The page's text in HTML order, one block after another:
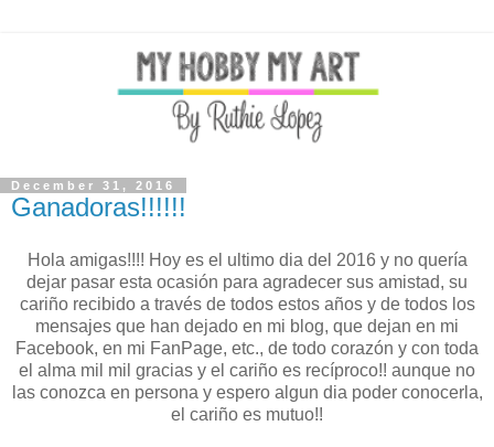
December 31, 2016
Ganadoras!!!!!!
Hola amigas!!!! Hoy es el ultimo dia del 2016 y no quería
dejar pasar esta ocasión para agradecer sus amistad, su
cariño recibido a través de todos estos años y de todos los
mensajes que han dejado en mi blog, que dejan en mi
Facebook, en mi FanPage, etc., de todo corazón y con toda
el alma mil mil gracias y el cariño es recíproco!! aunque no
las conozca en persona y espero algun dia poder conocerla,
el cariño es mutuo!!